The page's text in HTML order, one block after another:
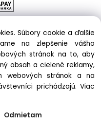
All rights reserved |
| Beckovská 38/A, 831 04
zmluvy:
439 333
Súbory cookie a ďalšie
na zlepšenie vášho
stránok na to, aby
obsah a cielené reklamy,
webových stránok a na
prichádzajú.Viac
Odmietam